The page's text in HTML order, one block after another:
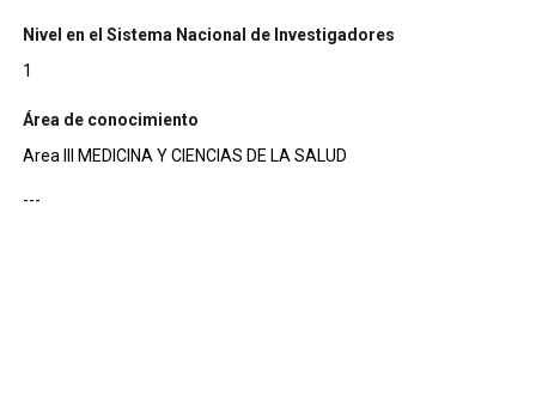
Nivel en el Sistema Nacional de Investigadores
1
Área de conocimiento
Area III MEDICINA Y CIENCIAS DE LA SALUD
---